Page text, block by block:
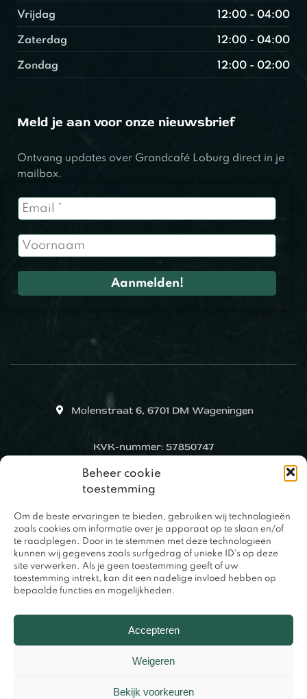
Beheer cookie
toestemming
Om de beste ervaringen te bieden, gebruiken wij technologieën
zoals cookies om informatie over je apparaat op te slaan en/of
te raadplegen. Door in te stemmen met deze technologieën
kunnen wij gegevens zoals surfgedrag of unieke ID's op deze
site verwerken. Als je geen toestemming geeft of uw
toestemming intrekt, kan dit een nadelige invloed hebben op
bepaalde functies en mogelijkheden.
Accepteren
Weigeren
Bekijk voorkeuren
Vrijdag 12:00 - 04:00
Zaterdag 12:00 - 04:00
Zondag 12:00 - 02:00
Meld je aan voor onze nieuwsbrief
Ontvang updates over Grandcafé Loburg direct in je
mailbox.
Molenstraat 6, 6701 DM Wageningen
KVK-nummer: 57850747
0317 – 420848